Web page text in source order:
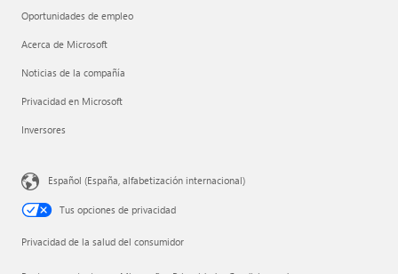
Oportunidades de empleo
Acerca de Microsoft
Noticias de la compañía
Privacidad en Microsoft
Inversores
Español (España, alfabetización internacional)
Tus opciones de privacidad
Privacidad de la salud del consumidor